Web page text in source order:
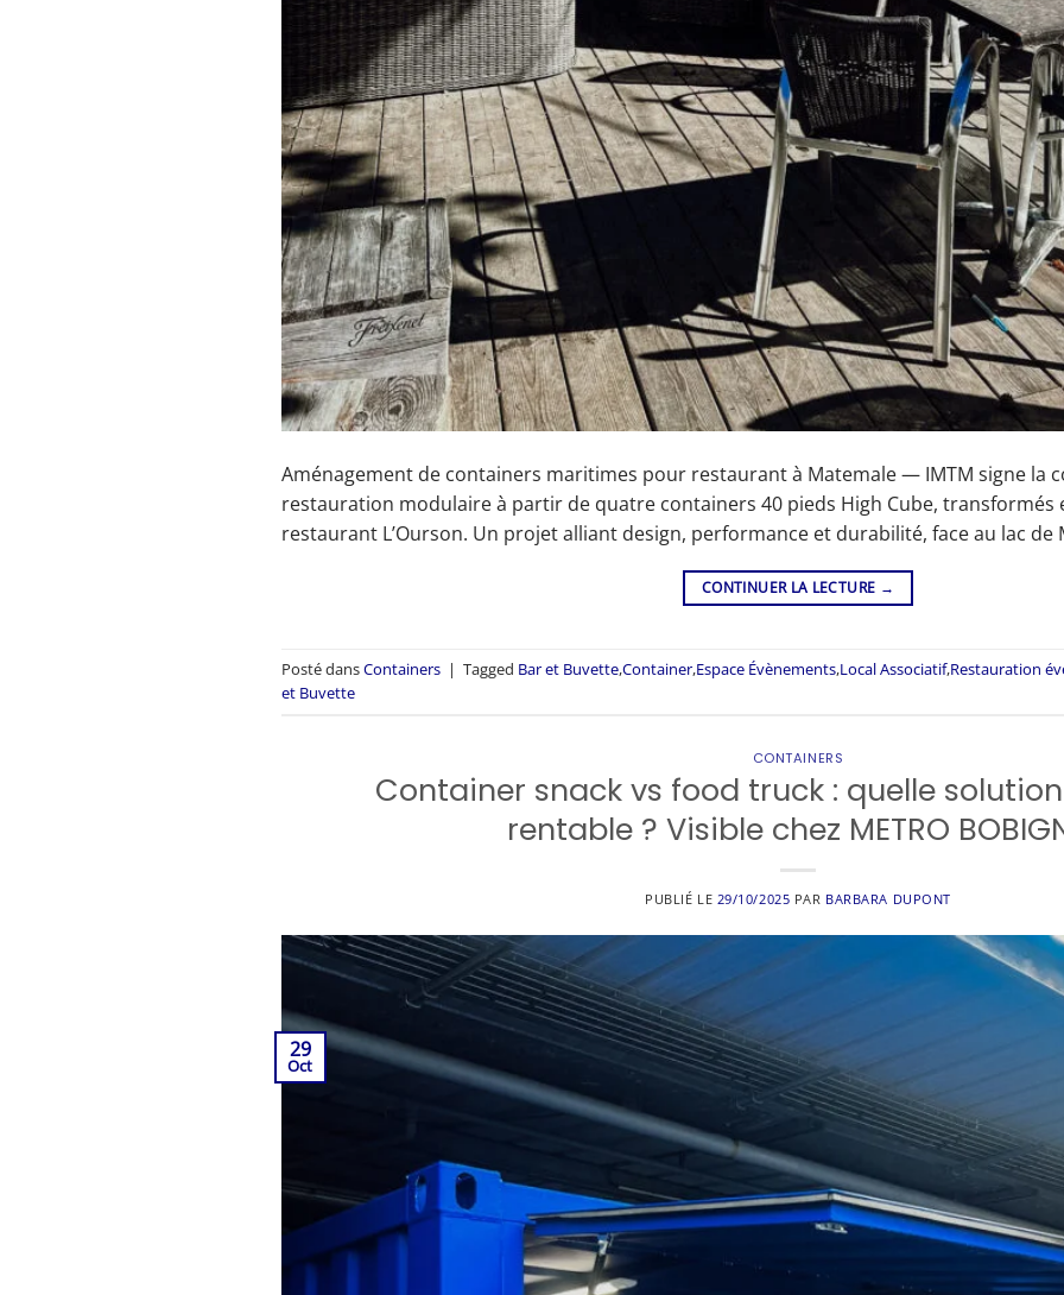
Aménagement de containers maritimes pour restaurant à Matemale — IMTM signe la
restauration modulaire à partir de quatre containers 40 pieds High Cube, transformés
restaurant L’Ourson. Un projet alliant design, performance et durabilité, face au lac de
CONTINUER LA LECTURE →
Posté dansContainers | Tagged Bar et Buvette,Container,Espace Évènements,Local Associatif,Restauration
et Buvette
CONTAINERS
Container snack vs food truck : quelle
rentable ? Visible chez METRO
PUBLIÉ LE 29/10/2025 PAR BARBARA DUPONT
29
Oct